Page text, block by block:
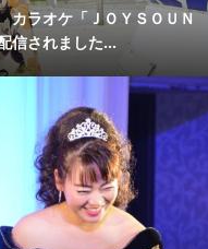
ラオケ「ＪＯＹＳＯＵＮ
信されました...